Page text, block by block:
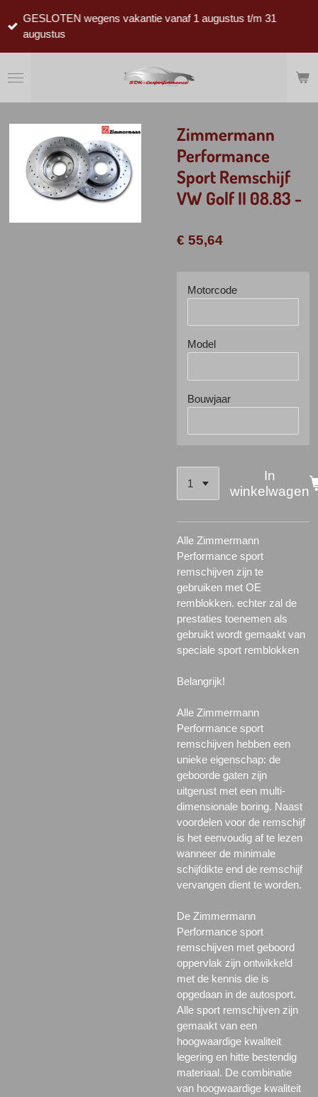
direct
hoofdinhoud
GESLOTEN wegens vakantie vanaf 1 augustus t/m 31
augustus
Zimmermann
Performance
Sport Remschijf
VW Golf II 08.83 -
€ 55,64
Motorcode
Model
Bouwjaar
In
winkelwagen
Alle Zimmermann
Performance sport
remschijven zijn te
gebruiken met OE
remblokken. echter zal de
prestaties toenemen als
gebruikt wordt gemaakt van
speciale sport remblokken
Belangrijk!
Alle Zimmermann
Performance sport
remschijven hebben een
unieke eigenschap: de
geboorde gaten zijn
uitgerust met een multi-
dimensionale boring. Naast
voordelen voor de remschijf
is het eenvoudig af te lezen
wanneer de minimale
schijfdikte end de remschijf
vervangen dient te worden.
De Zimmermann
Performance sport
remschijven met geboord
oppervlak zijn ontwikkeld
met de kennis die is
opgedaan in de autosport.
Alle sport remschijven zijn
gemaakt van een
hoogwaardige kwaliteit
legering en hitte bestendig
materiaal. De combinatie
van hoogwaardige kwaliteit